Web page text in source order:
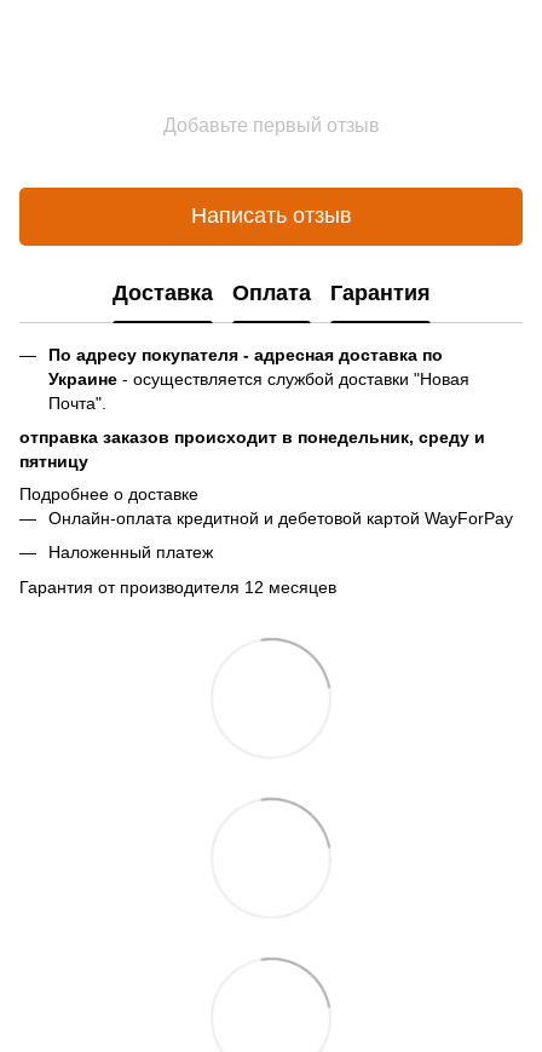
Добавьте первый отзыв
Написать отзыв
Доставка Оплата Гарантия
По адресу покупателя - адресная доставка по
Украине - осуществляется службой доставки "Новая
Почта".
отправка заказов происходит в понедельник, среду и
пятницу
Подробнее о доставке
Онлайн-оплата кредитной и дебетовой картой WayForPay
Наложенный платеж
Гарантия от производителя 12 месяцев